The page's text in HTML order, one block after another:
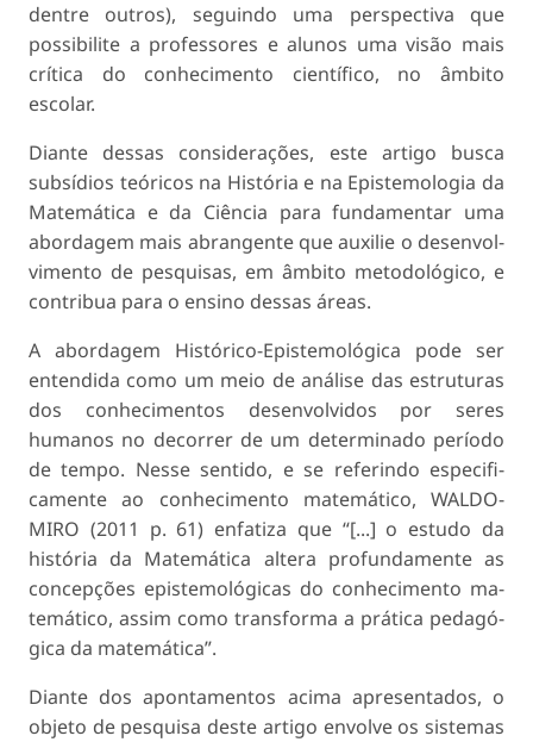
dentre outros), seguindo uma perspectiva que
possi­bilite a professores e alunos uma visão mais
crítica do conhecimento científico, no âmbito
escolar.
Diante dessas considerações, este artigo busca
subsídios teóricos na História e na Epistemologia da
Matemática e da Ciência para fundamentar uma
abordagem mais abrangente que auxilie o desenvol­
vimento de pesquisas, em âmbito metodológico, e
contribua para o ensino dessas áreas.
A abordagem Histórico-Epistemológica pode ser
entendida como um meio de análise das estru­turas
dos conhecimentos desenvolvidos por seres
humanos no decorrer de um determinado período
de tempo. Nesse sentido, e se referindo especifi­
camente ao conhecimento matemático, WALDO­
MIRO (2011 p. 61) enfatiza que “[...] o estudo da
história da Matemática altera profundamente as
concepções epistemológicas do conhecimento ma­
temático, assim como transforma a prática pedagó­
gica da matemática”.
Diante dos apontamentos acima apresentados, o
objeto de pesquisa deste artigo envolve os siste­mas